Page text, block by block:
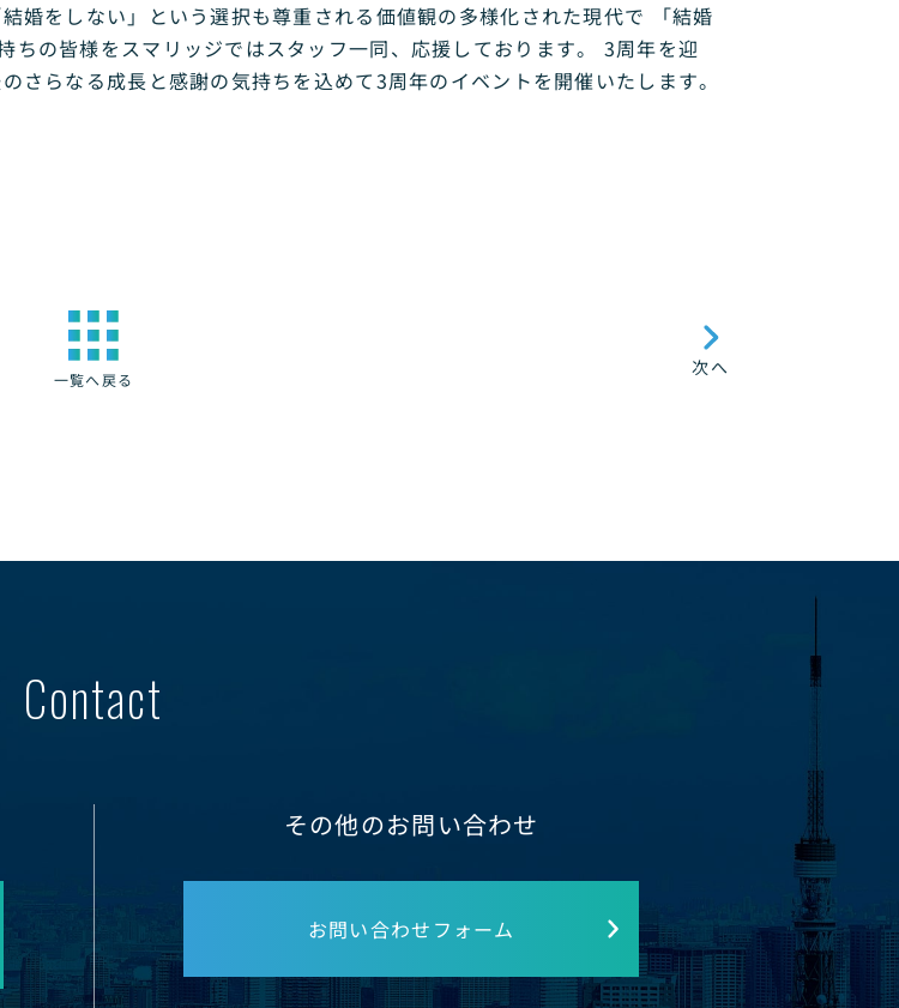
婚をしない」という選択も尊重される価値観の多様化された現代で 「結婚
ちの皆様をスマリッジではスタッフ一同、応援しております。 3周年を迎
さらなる成長と感謝の気持ちを込めて3周年のイベントを開催いたします。
一覧へ戻る
次へ
Contact
その他のお問い合わせ
お問い合わせフォーム